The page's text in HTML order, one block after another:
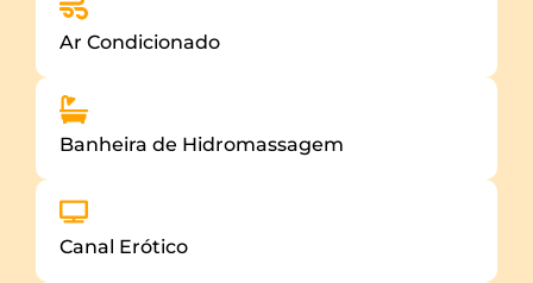
Ar Condicionado
Banheira de Hidromassagem
Canal Erótico